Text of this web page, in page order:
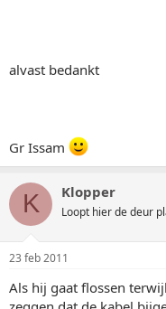
alvast bedankt
Gr Issam
K Klopper
Loopt hier de deur
23 feb 2011
Als hij gaat flossen